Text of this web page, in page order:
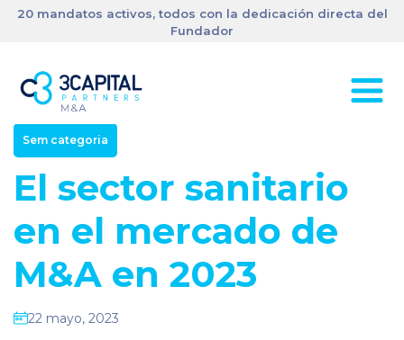
20 mandatos activos, todos con la dedicación directa del
Fundador
Sem categoria
El sector sanitario
en el mercado de
M&A en 2023
22 mayo, 2023